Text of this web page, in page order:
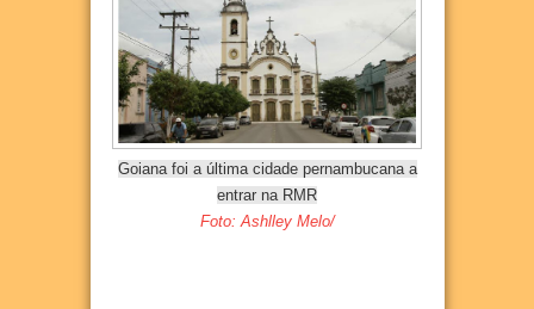
Goiana foi a última cidade pernambucana a
entrar na RMR
Foto: Ashlley Melo/